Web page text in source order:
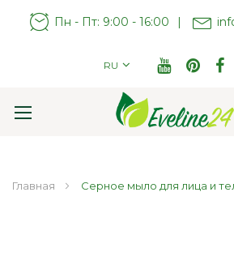
Пн - Пт: 9:00 - 16:00 |
RU
Главная Серное мыло для лица и